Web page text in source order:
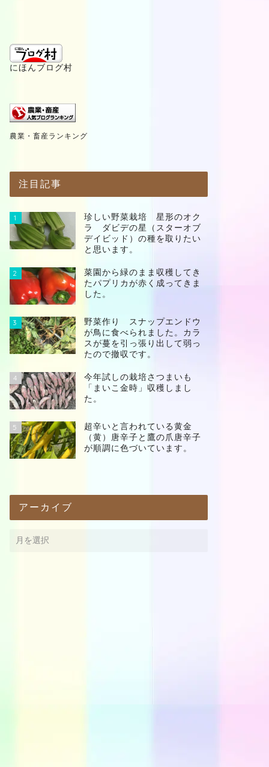
にほんブログ村
農業・畜産ランキング
注目記事
1
珍しい野菜栽培 星形のオク
ラ ダビデの星（スターオブ
デイビッド）の種を取りたい
と思います。
2
菜園から緑のまま収穫してき
たパプリカが赤く成ってきま
した。
3
野菜作り スナップエンドウ
が鳥に食べられました。カラ
スが蔓を引っ張り出して弱っ
たので撤収です。
4
今年試しの栽培さつまいも
「まいこ金時」収穫しまし
た。
5
超辛いと言われている黄金
（黄）唐辛子と鷹の爪唐辛子
が順調に色づいています。
アーカイブ